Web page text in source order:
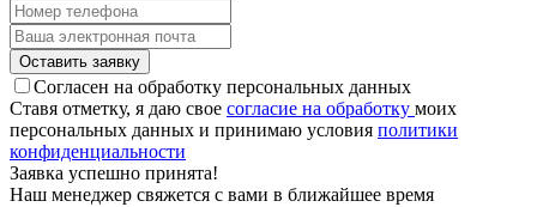
Оставить заявку
Согласен на обработку персональных данных
Ставя отметку, я даю свое согласие на обработку моих
персональных данных и принимаю условия политики
конфиден­циальности
Заявка успешно принята!
Наш менеджер свяжется с вами в ближайшее время